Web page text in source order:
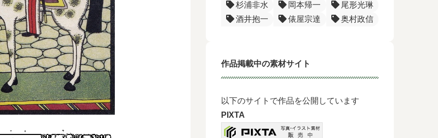
杉浦非水
岡本帰一
尾形光琳
酒井抱一
俵屋宗達 奥村政信
作品掲載中の素材サイト
以下のサイトで作品を公開しています
PIXTA